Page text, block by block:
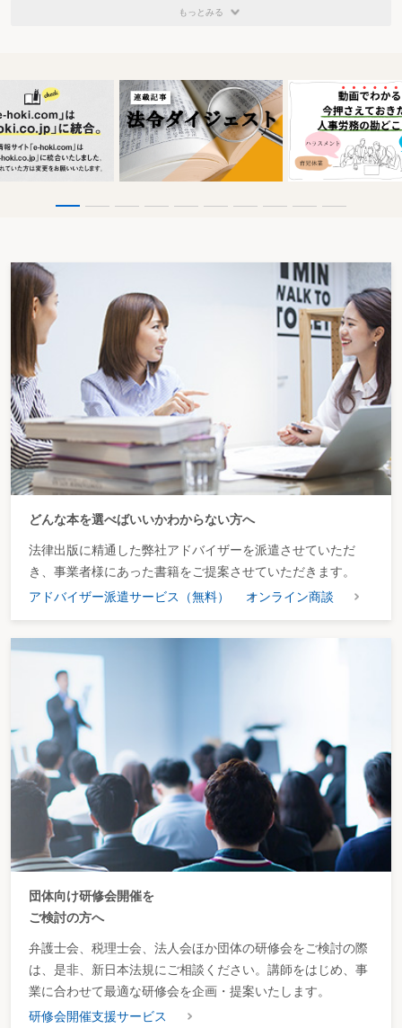
もっとみる
どんな本を選べばいいかわからない方へ
法律出版に精通した弊社アドバイザーを派遣させていただ
き、事業者様にあった書籍をご提案させていただきます。
アドバイザー派遣サービス（無料）
オンライン商談
団体向け研修会開催を
ご検討の方へ
弁護士会、税理士会、法人会ほか団体の研修会をご検討の際
は、是非、新日本法規にご相談ください。講師をはじめ、事
業に合わせて最適な研修会を企画・提案いたします。
研修会開催支援サービス